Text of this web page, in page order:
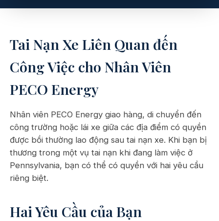
Tai Nạn Xe Liên Quan đến
Công Việc cho Nhân Viên
PECO Energy
Nhân viên PECO Energy giao hàng, di chuyển đến
công trường hoặc lái xe giữa các địa điểm có quyền
được bồi thường lao động sau tai nạn xe. Khi bạn bị
thương trong một vụ tai nạn khi đang làm việc ở
Pennsylvania, bạn có thể có quyền với hai yêu cầu
riêng biệt.
Hai Yêu Cầu của Bạn